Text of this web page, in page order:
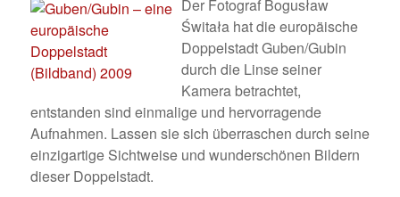
Der Fotograf Bogusław
Świtała hat die europäische
Doppelstadt Guben/Gubin
durch die Linse seiner
Kamera betrachtet,
entstanden sind einmalige und hervorragende
Aufnahmen. Lassen sie sich überraschen durch seine
einzigartige Sichtweise und wunderschönen Bildern
dieser Doppelstadt.